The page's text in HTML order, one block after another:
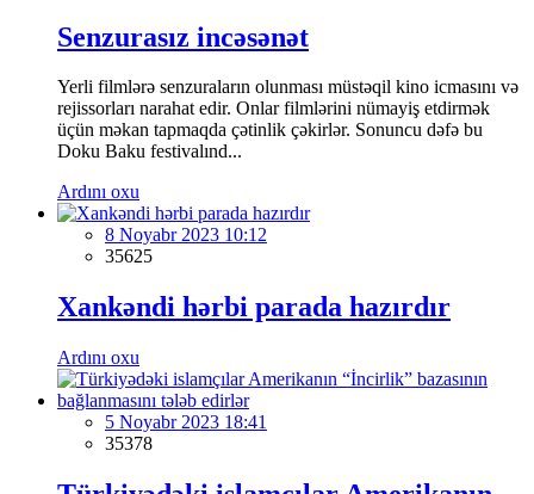
Senzurasız incəsənət
Yerli filmlərə senzuraların olunması müstəqil kino icmasını və
rejissorları narahat edir. Onlar filmlərini nümayiş etdirmək
üçün məkan tapmaqda çətinlik çəkirlər. Sonuncu dəfə bu
Doku Baku festivalınd...
Ardını oxu
8 Noyabr 2023 10:12
35625
Xankəndi hərbi parada hazırdır
Ardını oxu
5 Noyabr 2023 18:41
35378